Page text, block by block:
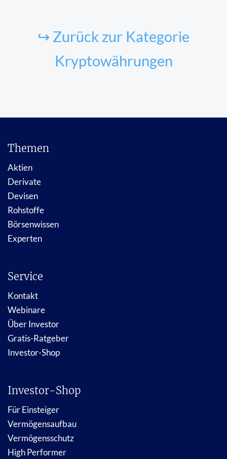
↪ Zurück zur Kategorie
Kryptowährungen
Themen
Aktien
Derivate
Devisen
Rohstoffe
Börsenwissen
Experten
Service
Kontakt
Webinare
Über Investor
Gratis-Ratgeber
Investor-Shop
Investor-Shop
Für Einsteiger
Vermögensaufbau
Vermögensschutz
High Performer